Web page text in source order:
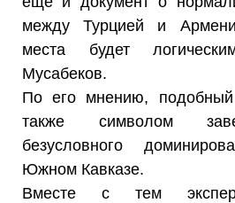
между Турцией и
места будет
Мусабеков.
По его мнению,
также символом
безусловного
Южном Кавказе.
Вместе с тем